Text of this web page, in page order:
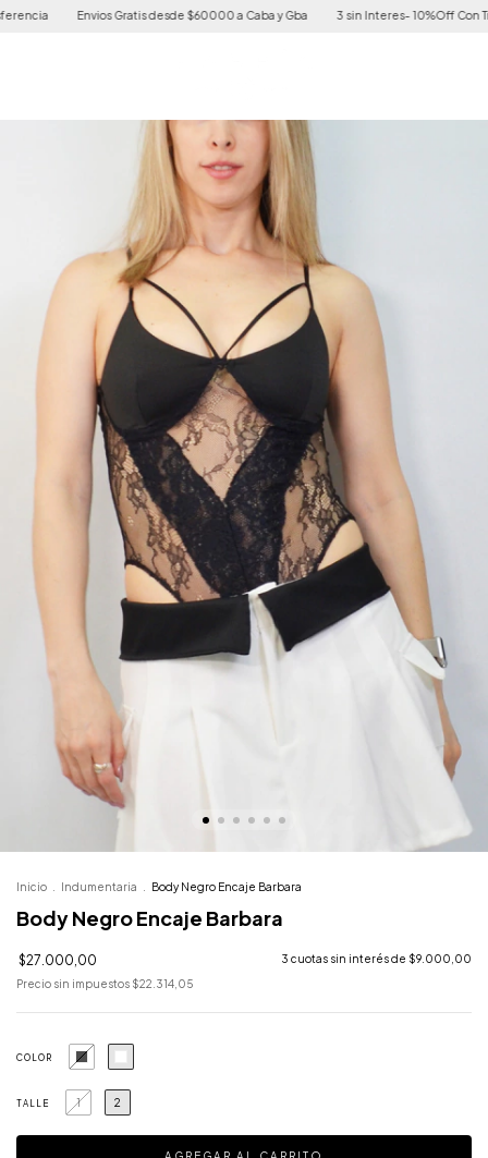
Envios Gratis desde $60000 a Caba y Gba 3 sin Interes- 10%Off Con
Inicio Indumentaria Body Negro Encaje Barbara
Body Negro Encaje Barbara
$27.000,00 3 cuotas sin interés de $9.000,00
Precio sin impuestos $22.314,05
COLOR
TALLE 1 2